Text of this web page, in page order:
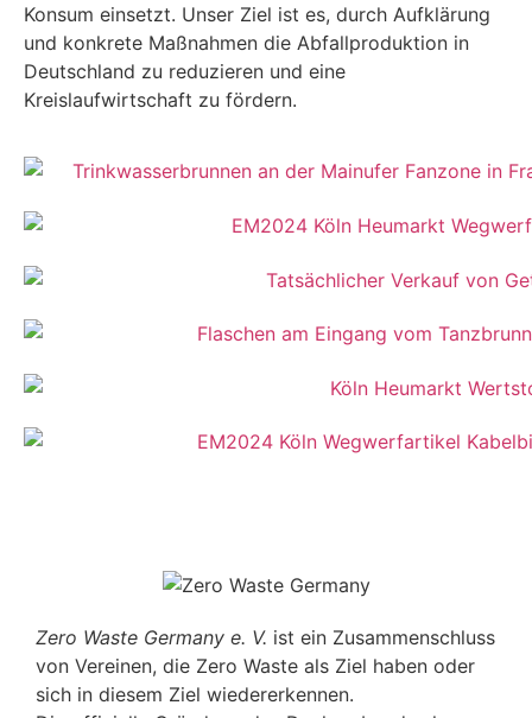
Konsum einsetzt. Unser Ziel ist es, durch Aufklärung
und konkrete Maßnahmen die Abfallproduktion in
Deutschland zu reduzieren und eine
Kreislaufwirtschaft zu fördern.
Zero Waste Germany e. V. ist ein Zusammenschluss
von Vereinen, die Zero Waste als Ziel haben oder
sich in diesem Ziel wiedererkennen.